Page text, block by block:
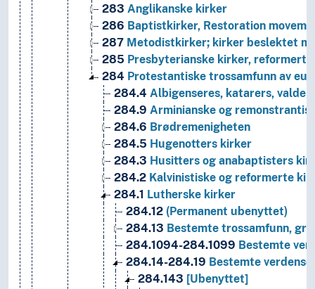
283 Anglikanske kirker
286 Baptistkirker, Restoration
287 Metodistkirker; kirker beslektet
285 Presbyterianske kirker,
284 Protestantiske trossamfunn av
284.4 Albigenseres, katarers,
284.9 Arminianske og
284.6 Brødremenigheten
284.5 Hugenotters kirker
284.3 Husitters og anabaptisters
284.2 Kalvinistiske og reformerte
284.1 Lutherske kirker
284.12 (Permanent ubenyttet)
284.13 Bestemte trossamfunn,
284.1094-284.1099 Bestemte
284.14-284.19 Bestemte
284.143 [Ubenyttet]